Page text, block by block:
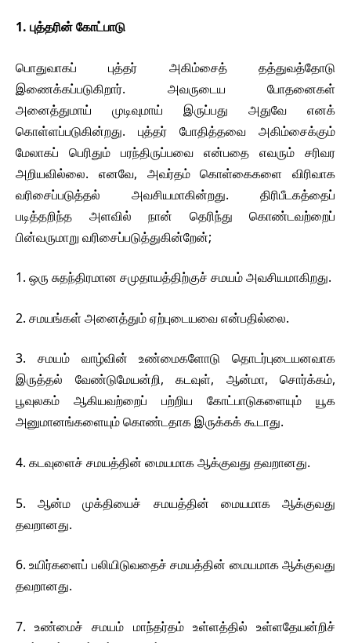
1. புத்தரின் கோட்பாடு
பொதுவாகப் புத்தர் அகிம்சைத் தத்துவத்தோடு
இணைக்கப்படுகிறார். அவருடைய போதனைகள்
அனைத்துமாய் முடிவுமாய் இருப்பது அதுவே எனக்
கொள்ளப்படுகின்றது. புத்தர் போதித்தவை அகிம்சைக்கும்
மேலாகப் பெரிதும் பரந்திருப்பவை என்பதை எவரும் சரிவர
அறியவில்லை. எனவே, அவர்தம் கொள்கைகளை விரிவாக
வரிசைப்படுத்தல் அவசியமாகின்றது. திரிபீடகத்தைப்
படித்தறிந்த அளவில் நான் தெரிந்து கொண்டவற்றைப்
பின்வருமாறு வரிசைப்படுத்துகின்றேன்;
1. ஒரு சுதந்திரமான சமுதாயத்திற்குச் சமயம் அவசியமாகிறது.
2. சமயங்கள் அனைத்தும் ஏற்புடையவை என்பதில்லை.
3. சமயம் வாழ்வின் உண்மைகளோடு தொடர்புடையனவாக
இருத்தல் வேண்டுமேயன்றி, கடவுள், ஆன்மா, சொர்க்கம்,
பூவுலகம் ஆகியவற்றைப் பற்றிய கோட்பாடுகளையும் யூக
அனுமானங்களையும் கொண்டதாக இருக்கக் கூடாது.
4. கடவுளைச் சமயத்தின் மையமாக ஆக்குவது தவறானது.
5. ஆன்ம முக்தியைச் சமயத்தின் மையமாக ஆக்குவது
தவறானது.
6. உயிர்களைப் பலியிடுவதைச் சமயத்தின் மையமாக ஆக்குவது
தவறானது.
7. உண்மைச் சமயம் மாந்தர்தம் உள்ளத்தில் உள்ளதேயன்றிச்